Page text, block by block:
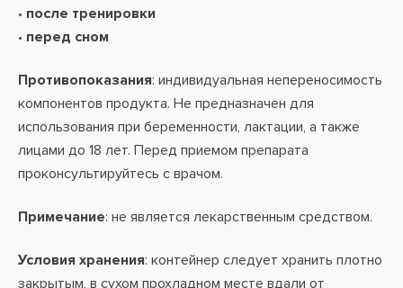
• после тренировки
• перед сном
Противопоказания: индивидуальная непереносимость
компонентов продукта. Не предназначен для
использования при беременности, лактации, а также
лицами до 18 лет. Перед приемом препарата
проконсультируйтесь с врачом.
Примечание: не является лекарственным средством.
Условия хранения: контейнер следует хранить плотно
закрытым, в сухом прохладном месте вдали от